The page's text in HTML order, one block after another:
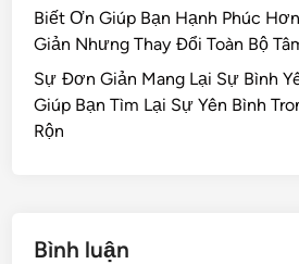
Biết Ơn Giúp Bạn Hạnh Phúc
Giản Nhưng Thay Đổi Toàn Bộ
Sự Đơn Giản Mang Lại Sự Bình
Giúp Bạn Tìm Lại Sự Yên Bình
Rộn
Bình luận